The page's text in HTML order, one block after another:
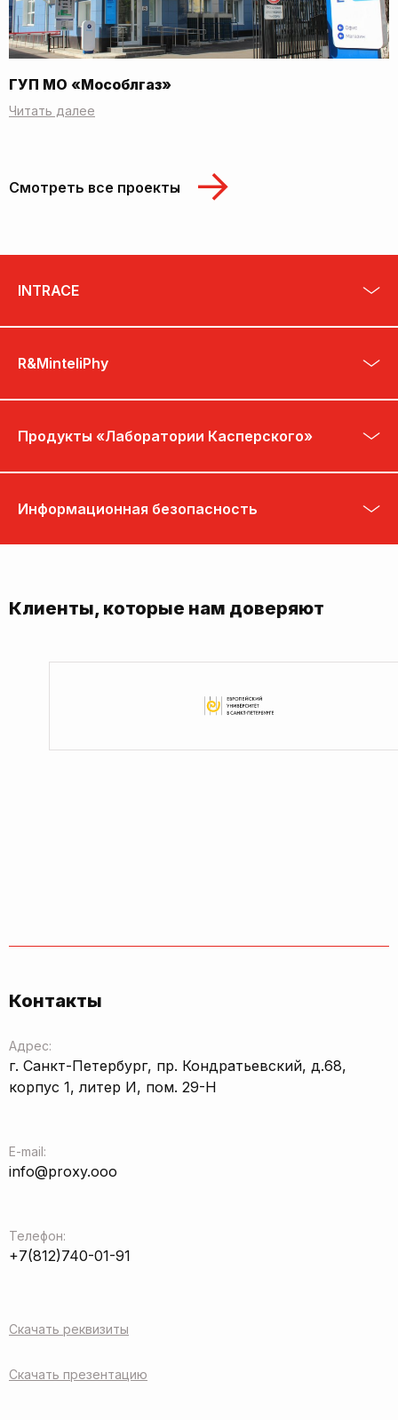
ГУП МО «Мособлгаз»
Читать далее
Смотреть все проекты
INTRACE
R&MinteliPhy
Продукты «Лаборатории Касперского»
Информационная безопасность
Клиенты, которые нам доверяют
Контакты
Адрес:
г. Санкт-Петербург, пр. Кондратьевский, д.68,
корпус 1, литер И, пом. 29-Н
E-mail:
info@proxy.ooo
Телефон:
+7(812)740-01-91
Скачать реквизиты
Скачать презентацию